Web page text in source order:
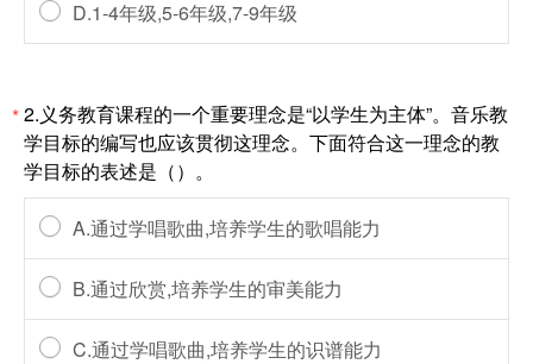
D.1-4年级,5-6年级,7-9年级
*2.义务教育课程的一个重要理念是“以学生为主体”。音乐教
学目标的编写也应该贯彻这理念。下面符合这一理念的教
学目标的表述是（）。
A.通过学唱歌曲,培养学生的歌唱能力
B.通过欣赏,培养学生的审美能力
C.通过学唱歌曲,培养学生的识谱能力